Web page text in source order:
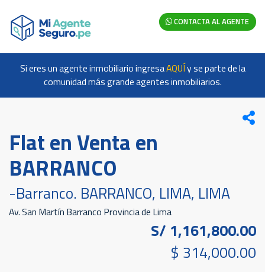
CONTACTA AL AGENTE
Si eres un agente inmobiliario ingresaAQUÍy se parte de la
comunidad más grande agentes inmobiliarios.
Flat en Venta en
BARRANCO
-Barranco. BARRANCO, LIMA, LIMA
Av. San Martín Barranco Provincia de Lima
S/ 1,161,800.00
$ 314,000.00